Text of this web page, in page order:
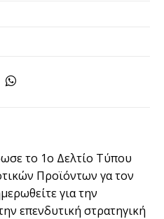
το 1ο Δελτίο Τύπου
Προϊόντων γα τον
για την
επενδυτική στρατηγική